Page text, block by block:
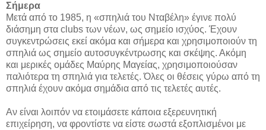
Σήμερα
Μετά από το 1985, η «σπηλιά του Νταβέλη» έγινε πολύ
διάσημη στα clubs των νέων, ως σημείο ισχύος. Έχουν
συγκεντρώσεις εκεί ακόμα και σήμερα και χρησιμοποιούν τη
σπηλιά ως σημείο αυτοσυγκέντρωσης και σκέψης. Ακόμη
και μερικές ομάδες Μαύρης Μαγείας, χρησιμοποιούσαν
παλιότερα τη σπηλιά για τελετές. Όλες οι θέσεις γύρω από τη
σπηλιά έχουν ακόμα σημάδια από τις τελετές αυτές.
Αν είναι λοιπόν να ετοιμάσετε κάποια εξερευνητική
επιχείρηση, να φροντίστε να είστε σωστά εξοπλισμένοι με